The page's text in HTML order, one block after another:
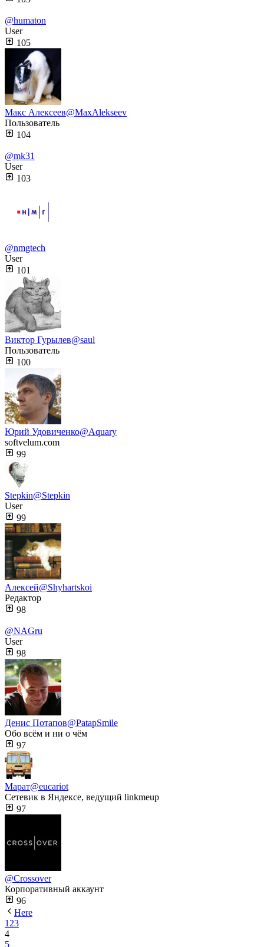
@humaton
User
105
Макс Алексеев@MaxAlekseev
Пользователь
104
@mk31
User
103
@nmgtech
User
101
Виктор Гурылев@saul
Пользователь
100
Юрий Удовиченко@Aquary
softvelum.com
99
Stepkin@Stepkin
User
99
Алексей@Shyhartskoi
Редактор
98
@NAGru
User
98
Денис Потапов@PatapSmile
Обо всём и ни о чём
97
Марат@eucariot
Сетевик в Яндексе, ведущий linkmeup
97
@Crossover
Корпоративный аккаунт
96
Here
1 23
4
5